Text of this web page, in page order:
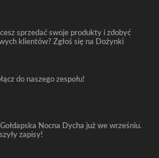
sprzedać swoje produkty i zdobyć
klientów? Zgłoś się na Dożynki
do naszego zespołu!
Nocna Dycha już we wrześniu.
zapisy!